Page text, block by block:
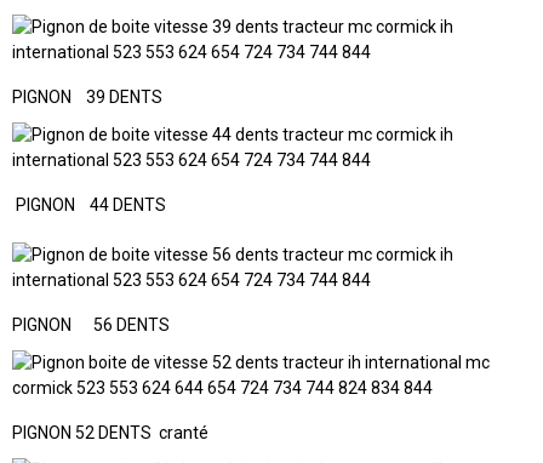
PIGNON 39 DENTS
PIGNON 44 DENTS
PIGNON 56 DENTS
PIGNON 52 DENTS cranté